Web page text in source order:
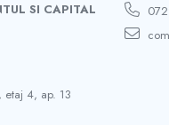
SI CAPITAL
etaj 4, ap. 13